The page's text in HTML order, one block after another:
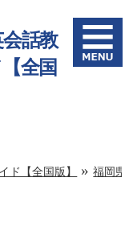
話教
全国
ド【全国版】 »福岡県